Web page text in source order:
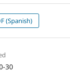
(Spanish)
30